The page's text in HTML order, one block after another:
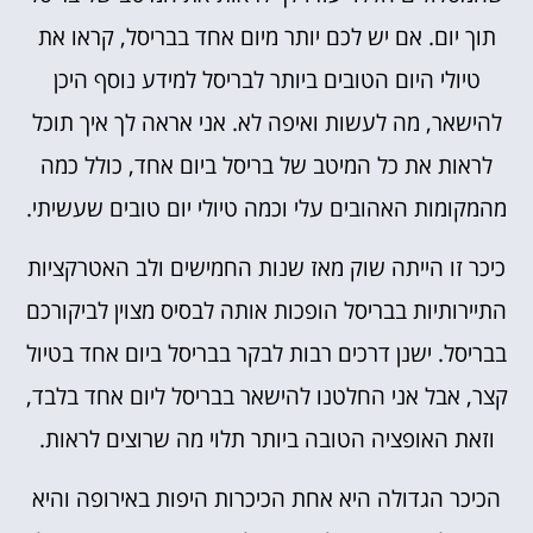
תוך יום. אם יש לכם יותר מיום אחד בבריסל, קראו את
טיולי היום הטובים ביותר לבריסל למידע נוסף היכן
להישאר, מה לעשות ואיפה לא. אני אראה לך איך תוכל
לראות את כל המיטב של בריסל ביום אחד, כולל כמה
מהמקומות האהובים עלי וכמה טיולי יום טובים שעשיתי.
כיכר זו הייתה שוק מאז שנות החמישים ולב האטרקציות
התיירותיות בבריסל הופכות אותה לבסיס מצוין לביקורכם
בבריסל. ישנן דרכים רבות לבקר בבריסל ביום אחד בטיול
קצר, אבל אני החלטנו להישאר בבריסל ליום אחד בלבד,
וזאת האופציה הטובה ביותר תלוי מה שרוצים לראות.
הכיכר הגדולה היא אחת הכיכרות היפות באירופה והיא